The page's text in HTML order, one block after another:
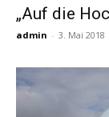
„Auf die
admin - 3. Mai 2018